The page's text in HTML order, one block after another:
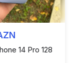
14 Pro 128